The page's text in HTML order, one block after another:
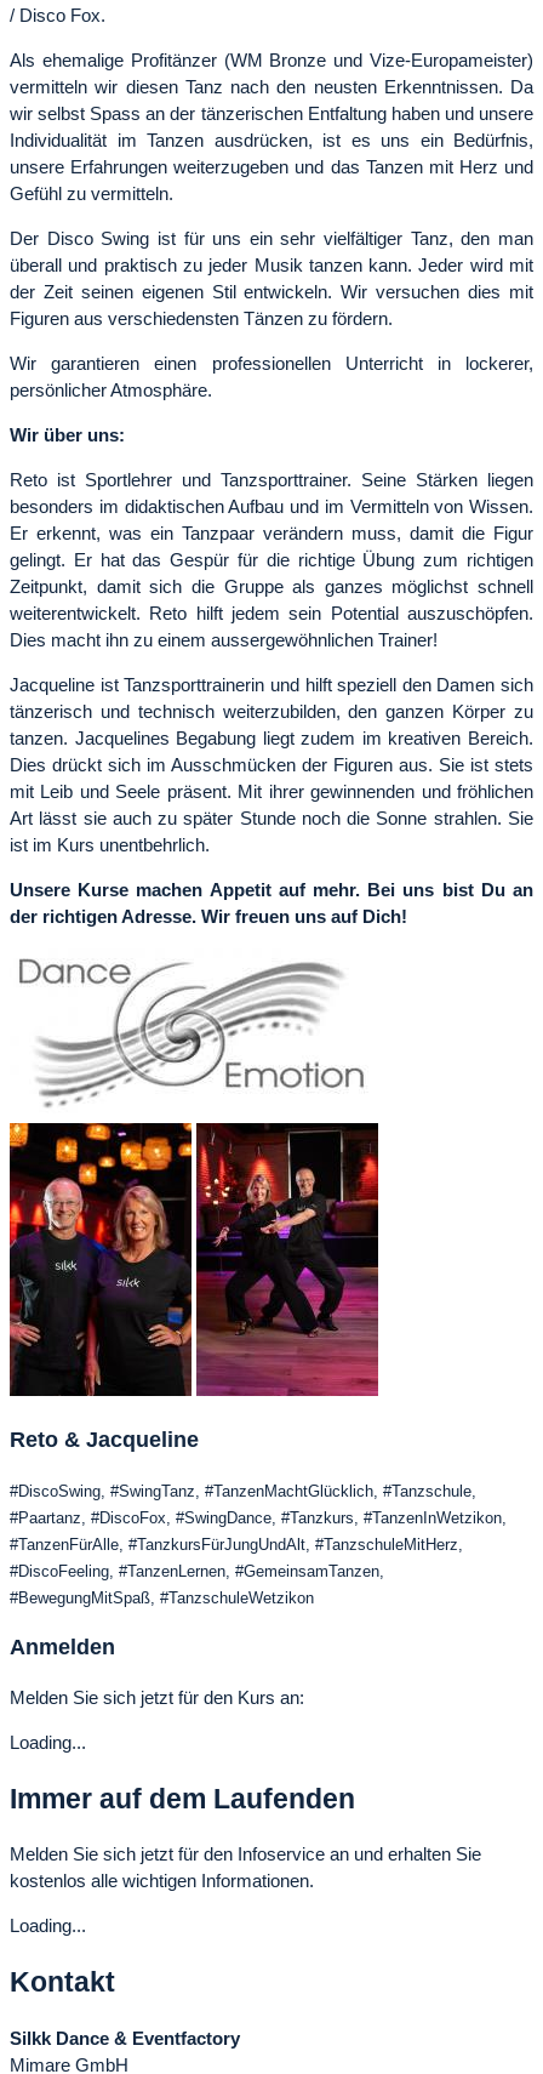
/ Disco Fox.
Als ehemalige Profitänzer (WM Bronze und Vize-Europameister)
vermitteln wir diesen Tanz nach den neusten Erkenntnissen. Da
wir selbst Spass an der tänzerischen Entfaltung haben und unsere
Individualität im Tanzen ausdrücken, ist es uns ein Bedürfnis,
unsere Erfahrungen weiterzugeben und das Tanzen mit Herz und
Gefühl zu vermitteln.
Der Disco Swing ist für uns ein sehr vielfältiger Tanz, den man
überall und praktisch zu jeder Musik tanzen kann. Jeder wird mit
der Zeit seinen eigenen Stil entwickeln. Wir versuchen dies mit
Figuren aus verschiedensten Tänzen zu fördern.
Wir garantieren einen professionellen Unterricht in lockerer,
persönlicher Atmosphäre.
Wir über uns:
Reto ist Sportlehrer und Tanzsporttrainer. Seine Stärken liegen
besonders im didaktischen Aufbau und im Vermitteln von Wissen.
Er erkennt, was ein Tanzpaar verändern muss, damit die Figur
gelingt. Er hat das Gespür für die richtige Übung zum richtigen
Zeitpunkt, damit sich die Gruppe als ganzes möglichst schnell
weiterentwickelt. Reto hilft jedem sein Potential auszuschöpfen.
Dies macht ihn zu einem aussergewöhnlichen Trainer!
Jacqueline ist Tanzsporttrainerin und hilft speziell den Damen sich
tänzerisch und technisch weiterzubilden, den ganzen Körper zu
tanzen. Jacquelines Begabung liegt zudem im kreativen Bereich.
Dies drückt sich im Ausschmücken der Figuren aus. Sie ist stets
mit Leib und Seele präsent. Mit ihrer gewinnenden und fröhlichen
Art lässt sie auch zu später Stunde noch die Sonne strahlen. Sie
ist im Kurs unentbehrlich.
Unsere Kurse machen Appetit auf mehr. Bei uns bist Du an
der richtigen Adresse. Wir freuen uns auf Dich!
Reto & Jacqueline
#DiscoSwing, #SwingTanz, #TanzenMachtGlücklich, #Tanzschule,
#Paartanz, #DiscoFox, #SwingDance, #Tanzkurs, #TanzenInWetzikon,
#TanzenFürAlle, #TanzkursFürJungUndAlt, #TanzschuleMitHerz,
#DiscoFeeling, #TanzenLernen, #GemeinsamTanzen,
#BewegungMitSpaß, #TanzschuleWetzikon
Anmelden
Melden Sie sich jetzt für den Kurs an:
Loading...
Immer auf dem Laufenden
Melden Sie sich jetzt für den Infoservice an und erhalten Sie
kostenlos alle wichtigen Informationen.
Loading...
Kontakt
Silkk Dance & Eventfactory
Mimare GmbH